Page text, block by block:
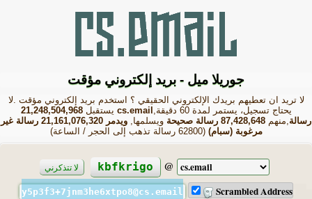
جوريلا ميل - بريد إلكتروني مؤقت
لا تريد ان تعطيهم بريدك الإلكتروني الحقيقي ؟ استخدم بريد إلكتروني مؤقت .لا
يحتاج تسجيل، يستمر لمدة 60 دقيقة,
cs.email يستقبل21,248,504,968
رسالة,منهم 87,428,648 رسالة صحيحة ويسلمها,
ويدمر 21,161,076,320 رسالة غير
مرغوبة (سبام) (62800 رسالة تذهب إلى الحجر / الساعة)
kbfkrigo @ لا تتذكرني
y5p3f3+7jnm3he6xtpo8@cs.email Scrambled Address